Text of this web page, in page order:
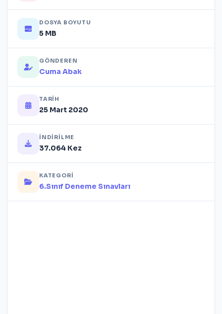
DOSYA BOYUTU
5 MB
GÖNDEREN
Cuma Abak
TARIH
25 Mart 2020
İNDIRILME
37.064 Kez
KATEGORI
6.Sınıf Deneme Sınavları